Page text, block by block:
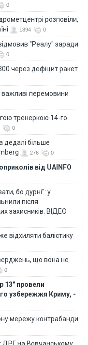
0
розповіли,
1894 0
"Реалу" заради
0
через дефіцит ракет
важливі перемовини
тренеркою 14-го
0
дедалі більше
276 0
від UAINFO
бо дурні": у
після
захисників. ВІДЕО
відхиляти балістику
що вона не
0
13" провели
узбережжя Криму, -
мережу контрабанди